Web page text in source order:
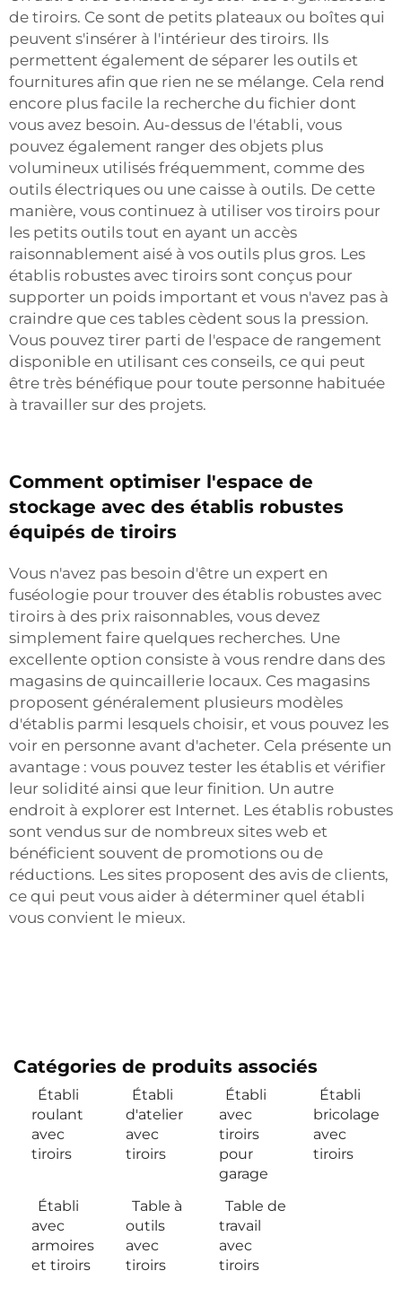
de tiroirs. Ce sont de petits plateaux ou boîtes qui
peuvent s'insérer à l'intérieur des tiroirs. Ils
permettent également de séparer les outils et
fournitures afin que rien ne se mélange. Cela rend
encore plus facile la recherche du fichier dont
vous avez besoin. Au-dessus de l'établi, vous
pouvez également ranger des objets plus
volumineux utilisés fréquemment, comme des
outils électriques ou une caisse à outils. De cette
manière, vous continuez à utiliser vos tiroirs pour
les petits outils tout en ayant un accès
raisonnablement aisé à vos outils plus gros. Les
établis robustes avec tiroirs sont conçus pour
supporter un poids important et vous n'avez pas à
craindre que ces tables cèdent sous la pression.
Vous pouvez tirer parti de l'espace de rangement
disponible en utilisant ces conseils, ce qui peut
être très bénéfique pour toute personne habituée
à travailler sur des projets.
Comment optimiser l'espace de
stockage avec des établis robustes
équipés de tiroirs
Vous n'avez pas besoin d'être un expert en
fuséologie pour trouver des établis robustes avec
tiroirs à des prix raisonnables, vous devez
simplement faire quelques recherches. Une
excellente option consiste à vous rendre dans des
magasins de quincaillerie locaux. Ces magasins
proposent généralement plusieurs modèles
d'établis parmi lesquels choisir, et vous pouvez les
voir en personne avant d'acheter. Cela présente un
avantage : vous pouvez tester les établis et vérifier
leur solidité ainsi que leur finition. Un autre
endroit à explorer est Internet. Les établis robustes
sont vendus sur de nombreux sites web et
bénéficient souvent de promotions ou de
réductions. Les sites proposent des avis de clients,
ce qui peut vous aider à déterminer quel établi
vous convient le mieux.
Catégories de produits associés
Établi
roulant
avec
tiroirs
Établi
d'atelier
avec
tiroirs
Établi
avec
tiroirs
pour
garage
Établi
bricolage
avec
tiroirs
Établi
avec
armoires
et tiroirs
Table à
outils
avec
tiroirs
Table de
travail
avec
tiroirs